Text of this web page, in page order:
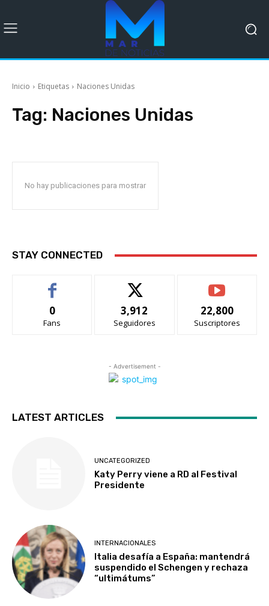
Inicio Etiquetas Naciones Unidas
Tag: Naciones Unidas
No hay publicaciones para mostrar
STAY CONNECTED
0
Fans
3,912
Seguidores
22,800
Suscriptores
- Advertisement -
LATEST ARTICLES
UNCATEGORIZED
Katy Perry viene a RD al Festival
Presidente
INTERNACIONALES
Italia desafía a España: mantendrá
suspendido el Schengen y rechaza
“ultimátums”